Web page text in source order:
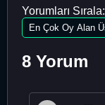
Yorumları Sırala:
8 Yorum